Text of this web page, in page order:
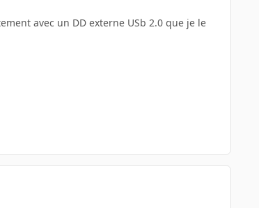
avec un DD externe USb 2.0 que je le